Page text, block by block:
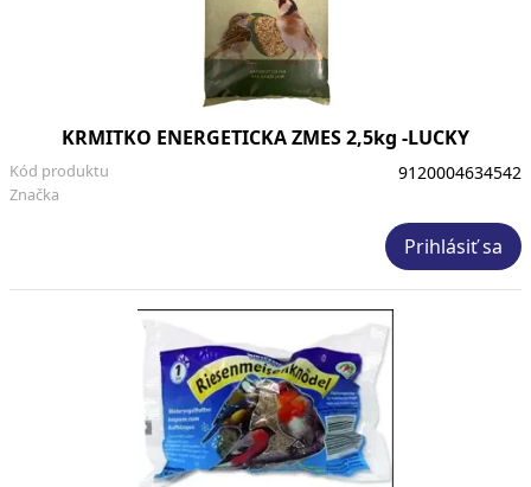
KRMITKO ENERGETICKA ZMES 2,5kg -LUCKY
Značka
Kód produktu 9120004634542
Prihlásiť sa